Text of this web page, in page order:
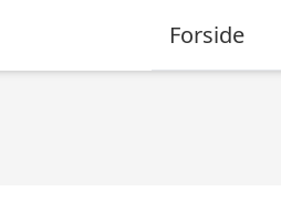
Forside